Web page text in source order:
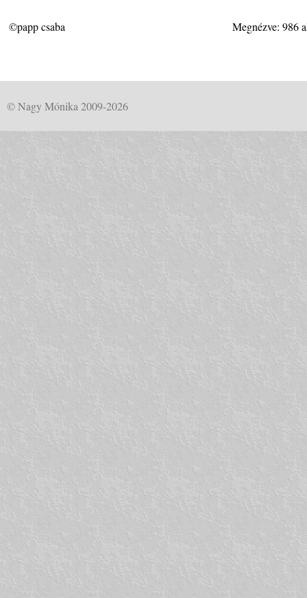
©papp csaba Megnézve: 986
© Nagy Mónika 2009-2026